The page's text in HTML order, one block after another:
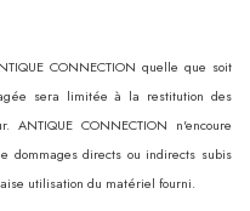
CONNECTION quelle que soit
sera limitée à la restitution des
CONNECTION n'encoure
dommages directs ou indirects subis
utilisation du matériel fourni.